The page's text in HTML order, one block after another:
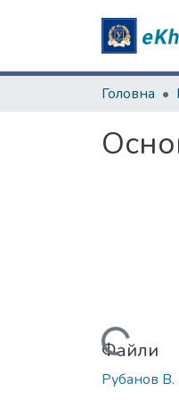
Головна
Вантажиться...
Файли
Рубанов